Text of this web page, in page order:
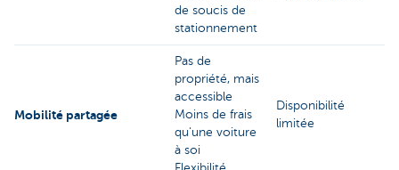
de soucis de
stationnement
Mobilité partagée
Pas de
propriété, mais
accessible
Moins de frais
qu'une voiture
à soi
Disponibilité
limitée